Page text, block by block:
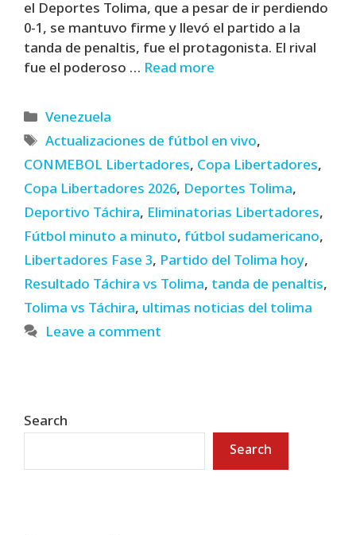
el Deportes Tolima, que a pesar de ir perdiendo
0-1, se mantuvo firme y llevó el partido a la
tanda de penaltis, fue el protagonista. El rival
fue el poderoso … Read more
Categories
Venezuela
Tags
Actualizaciones de fútbol en vivo,
CONMEBOL Libertadores, Copa Libertadores,
Copa Libertadores 2026, Deportes Tolima,
Deportivo Táchira, Eliminatorias Libertadores,
Fútbol minuto a minuto, fútbol sudamericano,
Libertadores Fase 3, Partido del Tolima hoy,
Resultado Táchira vs Tolima, tanda de penaltis,
Tolima vs Táchira, ultimas noticias del tolima
Leave a comment
Search
Search